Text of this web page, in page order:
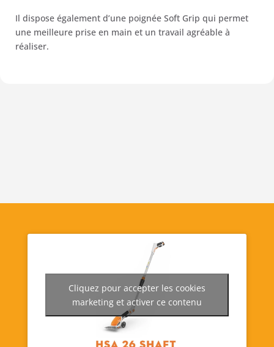
Il dispose également d’une poignée Soft Grip qui permet
une meilleure prise en main et un travail agréable à
réaliser.
Cliquez pour accepter les cookies
marketing et activer ce contenu